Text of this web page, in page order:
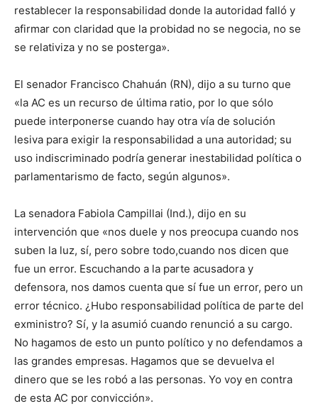
restablecer la responsabilidad donde la autoridad falló y
afirmar con claridad que la probidad no se negocia, no se
se relativiza y no se posterga».
El senador Francisco Chahuán (RN), dijo a su turno que
«la AC es un recurso de última ratio, por lo que sólo
puede interponerse cuando hay otra vía de solución
lesiva para exigir la responsabilidad a una autoridad; su
uso indiscriminado podría generar inestabilidad política o
parlamentarismo de facto, según algunos».
La senadora Fabiola Campillai (Ind.), dijo en su
intervención que «nos duele y nos preocupa cuando nos
suben la luz, sí, pero sobre todo,cuando nos dicen que
fue un error. Escuchando a la parte acusadora y
defensora, nos damos cuenta que sí fue un error, pero un
error técnico. ¿Hubo responsabilidad política de parte del
exministro? Sí, y la asumió cuando renunció a su cargo.
No hagamos de esto un punto político y no defendamos a
las grandes empresas. Hagamos que se devuelva el
dinero que se les robó a las personas. Yo voy en contra
de esta AC por convicción».